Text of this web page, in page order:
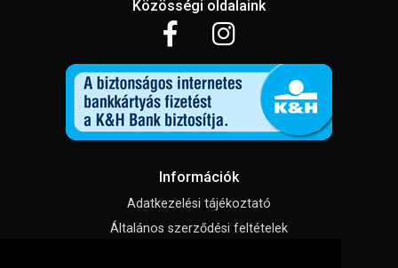
Közösségi oldalaink
Információk
Adatkezelési tájékoztató
Általános szerződési feltételek